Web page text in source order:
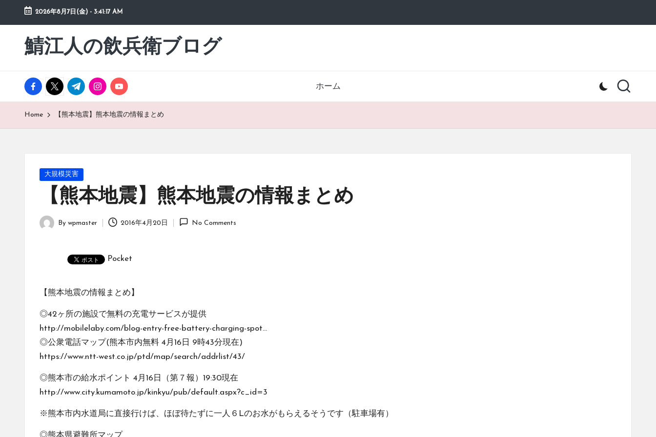
Skip
content
2026年8月7日(金) - 3:41:18 AM
鯖江人の飲兵衛ブログ
日々
の
然
草
facebook.com
twitter.com
t.me instagram.com
youtube.com ホーム
Home 【熊本地震】熊本地震の情報まとめ
Posted
大規模災害
【熊本地震】熊本地震の情報まとめ
Posted
By wpmaster 2016年4月20日 No Comments
Pocket
【熊本地震の情報まとめ】
◎42ヶ所の施設で無料の充電サービスが提供
http://mobilelaby.com/blog-entry-free-battery-charging-spot…
◎公衆電話マップ(熊本市内無料 4月16日 9時43分現在)
https://www.ntt-west.co.jp/ptd/map/search/addrlist/43/
◎熊本市の給水ポイント 4月16日（第７報）19:30現在
http://www.city.kumamoto.jp/kinkyu/pub/default.aspx?c_id=3
※熊本市内水道局に直接行けば、ほぼ待たずに一人６Lのお水がもらえるそうです（駐車場有）
◎熊本県避難所マップ